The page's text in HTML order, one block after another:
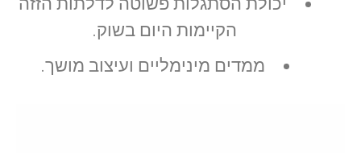
הקיימות היום בשוק.
ממדים מינימליים ועיצוב מושך.